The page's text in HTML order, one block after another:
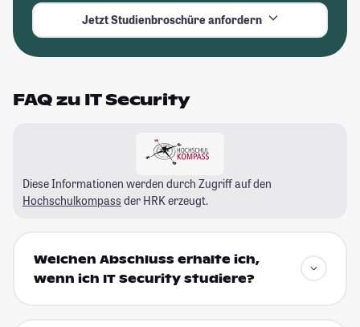
Jetzt Studienbroschüre anfordern
FAQ zu IT Security
Diese Informationen werden durch Zugriff auf den
Hochschulkompass der HRK erzeugt.
Welchen Abschluss erhalte ich,
wenn ich IT Security studiere?